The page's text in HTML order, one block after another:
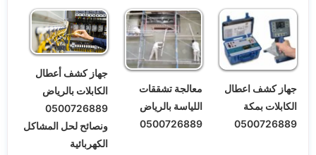
جهاز كشف اعطال
الكابلات بمكة
0500726889
معالجة تشققات
اللياسة بالرياض
0500726889
جهاز كشف أعطال
الكابلات بالرياض
0500726889
ونصائح لحل المشاكل
الكهربائية